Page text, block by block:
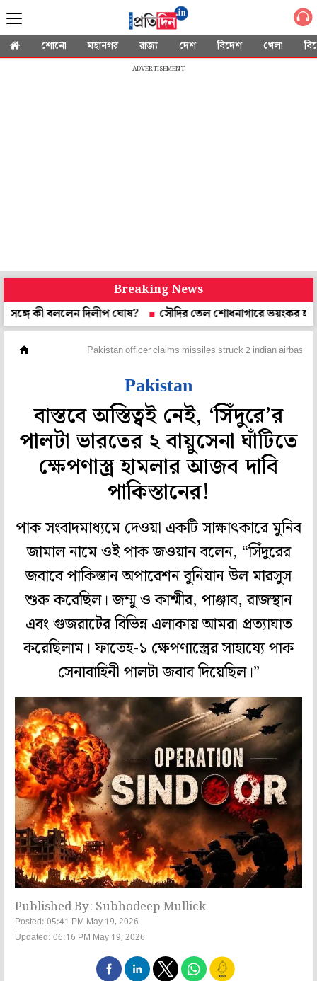
শোনো মহানগর রাজ্য দেশ বিদেশ খেলা
ADVERTISEMENT
Breaking News
বললেন দিলীপ ঘোষ?
সৌদির তেল শোধনাগারে ভয়ংকর হামলা,
Pakistan officer claims missiles struck 2 indian airbases
Pakistan
বাস্তবে অস্তিত্বই নেই, ‘সিঁদুরে’র
পালটা ভারতের ২ বায়ুসেনা ঘাঁটিতে
ক্ষেপণাস্ত্র হামলার আজব দাবি
পাকিস্তানের!
পাক সংবাদমাধ্যমে দেওয়া একটি সাক্ষাৎকারে মুনিব
জামাল নামে ওই পাক জওয়ান বলেন, “সিঁদুরের
জবাবে পাকিস্তান অপারেশন বুনিয়ান উল মারসুস
শুরু করেছিল। জম্মু ও কাশ্মীর, পাঞ্জাব, রাজস্থান
এবং গুজরাটের বিভিন্ন এলাকায় আমরা প্রত্যাঘাত
করেছিলাম। ফাতেহ-১ ক্ষেপণাস্ত্রের সাহায্যে পাক
সেনাবাহিনী পালটা জবাব দিয়েছিল।”
Published By: Subhodeep Mullick
Posted: 05:41 PM May 19, 2026
Updated: 06:16 PM May 19, 2026